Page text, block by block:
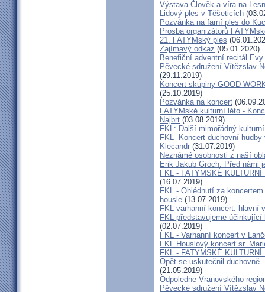
Výstava Člověk a víra na
Lidový ples v Těšeticích
Pozvánka na farní ples do
Prosba organizátorů
21. FATYMský ples
Zajímavý odkaz (05.01.2020)
Benefiční adventní recitál
Pěvecké sdružení Vítězslav
(29.11.2019)
Koncert skupiny GOOD
(25.10.2019)
Pozvánka na koncert
FATYMské kulturní léto -
Najbrt (03.08.2019)
FKL: Další mimořádný
FKL- Koncert duchovní
Klecandr (31.07.2019)
Neznámé osobnosti z naší
Erik Jakub Groch: Před námi
FKL - FATYMSKÉ
(16.07.2019)
FKL - Ohlédnutí za
housle (13.07.2019)
FKL varhanní koncert: hlavní
FKL představujeme
(02.07.2019)
FKL - Varhanní koncert v
FKL Houslový koncert sr.
FKL - FATYMSKÉ KULTURNÍ
Opět se uskutečnil duchovně
(21.05.2019)
Odpoledne Vranovského
Pěvecké sdružení Vítězslav